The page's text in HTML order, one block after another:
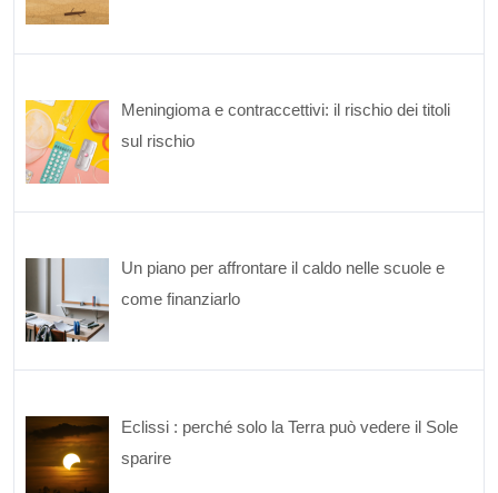
Meningioma e contraccettivi: il rischio dei titoli
sul rischio
Un piano per affrontare il caldo nelle scuole e
come finanziarlo
Eclissi : perché solo la Terra può vedere il Sole
sparire